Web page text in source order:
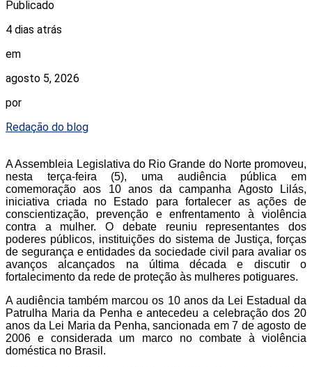
Publicado
4 dias atrás
em
agosto 5, 2026
por
Redação do blog
A Assembleia Legislativa do Rio Grande do Norte promoveu,
nesta terça-feira (5), uma audiência pública em
comemoração aos 10 anos da campanha Agosto Lilás,
iniciativa criada no Estado para fortalecer as ações de
conscientização, prevenção e enfrentamento à violência
contra a mulher. O debate reuniu representantes dos
poderes públicos, instituições do sistema de Justiça, forças
de segurança e entidades da sociedade civil para avaliar os
avanços alcançados na última década e discutir o
fortalecimento da rede de proteção às mulheres potiguares.
A audiência também marcou os 10 anos da Lei Estadual da
Patrulha Maria da Penha e antecedeu a celebração dos 20
anos da Lei Maria da Penha, sancionada em 7 de agosto de
2006 e considerada um marco no combate à violência
doméstica no Brasil.